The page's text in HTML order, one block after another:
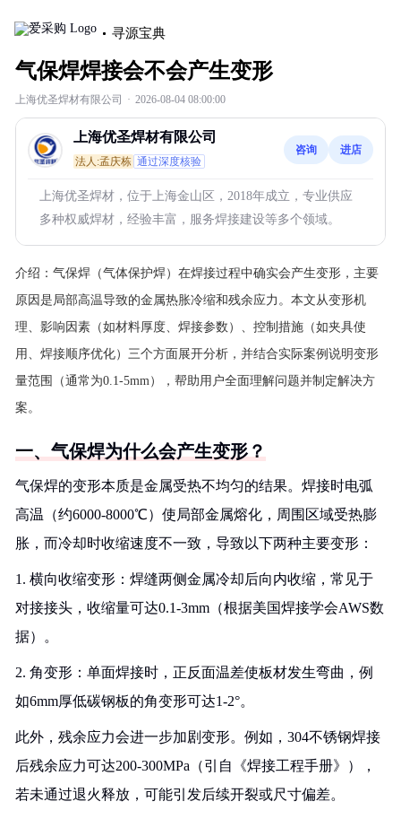
寻源宝典
气保焊焊接会不会产生变形
上海优圣焊材有限公司 · 2026-08-04 08:00:00
上海优圣焊材有限公司
法人:孟庆栋 通过深度核验
咨询 进店
上海优圣焊材，位于上海金山区，2018年成立，专业供应
多种权威焊材，经验丰富，服务焊接建设等多个领域。
介绍： 气保焊（气体保护焊）在焊接过程中确实会产生变形，主要
原因是局部高温导致的金属热胀冷缩和残余应力。本文从变形机
理、影响因素（如材料厚度、焊接参数）、控制措施（如夹具使
用、焊接顺序优化）三个方面展开分析，并结合实际案例说明变形
量范围（通常为0.1-5mm），帮助用户全面理解问题并制定解决方
案。
一、气保焊为什么会产生变形？
气保焊的变形本质是金属受热不均匀的结果。焊接时电弧
高温（约6000-8000℃）使局部金属熔化，周围区域受热膨
胀，而冷却时收缩速度不一致，导致以下两种主要变形：
1. 横向收缩变形：焊缝两侧金属冷却后向内收缩，常见于
对接接头，收缩量可达0.1-3mm（根据美国焊接学会AWS数
据）。
2. 角变形：单面焊接时，正反面温差使板材发生弯曲，例
如6mm厚低碳钢板的角变形可达1-2°。
此外，残余应力会进一步加剧变形。例如，304不锈钢焊接
后残余应力可达200-300MPa（引自《焊接工程手册》），
若未通过退火释放，可能引发后续开裂或尺寸偏差。